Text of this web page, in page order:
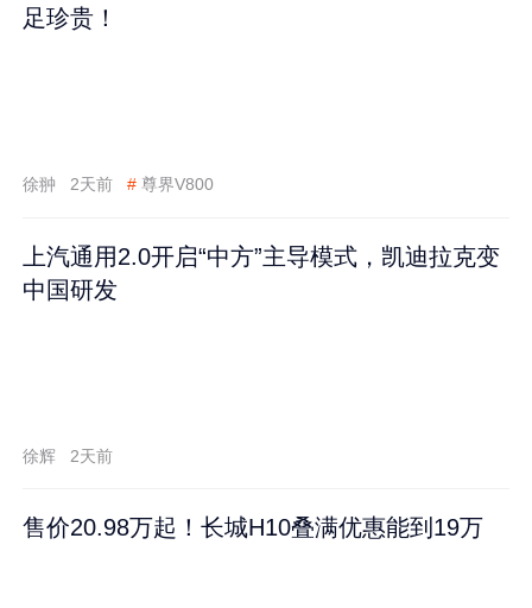
足珍贵！
徐翀 2天前 # 尊界V800
上汽通用2.0开启“中方”主导模式，凯迪拉克变
中国研发
徐辉 2天前
售价20.98万起！长城H10叠满优惠能到19万